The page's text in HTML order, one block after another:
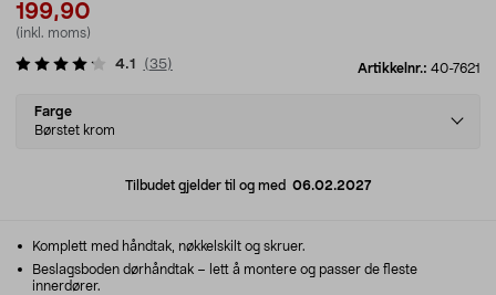
199,90
(inkl. moms)
Artikkelnr.: 40-7621
4.1 (35)
Select
variant
Farge
Børstet krom
Tilbudet gjelder til og med 06.02.2027
Komplett med håndtak, nøkkelskilt og skruer.
Beslagsboden dørhåndtak – lett å montere og passer de fleste
innerdører.